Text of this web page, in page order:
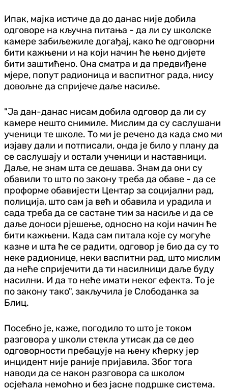
Ипак, мајка истиче да до данас није добила
одговоре на кључна питања - да ли су школске
камере забиљежиле догађај, како ће одговорни
бити кажњени и на који начин ће њено дијете
бити заштићено. Она сматра и да предвиђене
мјере, попут радионица и васпитног рада, нису
довољне да спријече даље насиље.
"Ја дан-данас нисам добила одговор да ли су
камере нешто снимиле. Мислим да су саслушани
ученици те школе. То ми је речено да када смо ми
изјаву дали и потписали, онда је било у плану да
се саслушају и остали ученици и наставници.
Даље, не знам шта се дешава. Знам да они су
обавили то што по закону треба да обаве - да се
проформе обавијести Центар за социјални рад,
полиција, што сам ја већ и обавила и урадила и
сада треба да се састане тим за насиље и да се
даље доноси рјешење, односно на који начин ће
бити кажњени. Када сам питала које су могуће
казне и шта ће се радити, одговор је био да су то
неке радионице, неки васпитни рад, што мислим
да неће спријечити да ти насилници даље буду
насилни. И да то неће имати неког ефекта. То је
по закону тако", закључила је Слободанка за
Блиц.
Посебно је, каже, погодило то што је током
разговора у школи стекла утисак да се део
одговорности пребацује на њену кћерку јер
инцидент није раније пријавила. Због тога
наводи да се након разговора са школом
осјећала немоћно и без јасне подршке система.